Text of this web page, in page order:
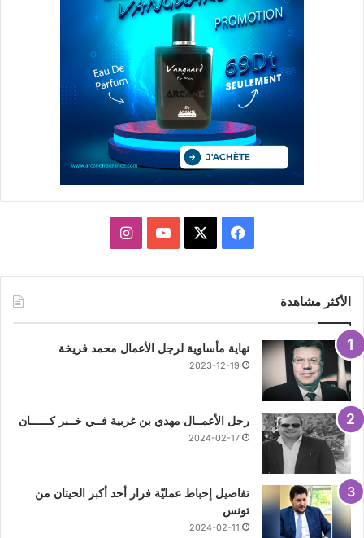
فيسبوك يوتيوبانستقرام
الأكثر مشاهدة
نهاية مأساوية لرجل الأعمال محمد فريخة
2023-12-19
رجل الأعمــال مهدي بن غربية فــي خــبر كــــــان
2024-02-17
تفاصيل إحباط عمليّة فرار أحد أكبر الحيتان من
تونس
2024-02-11